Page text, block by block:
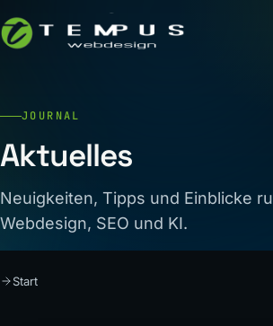
JOURNAL
Aktuelles
Neuigkeiten, Tipps und Einblicke
Webdesign, SEO und KI.
Start